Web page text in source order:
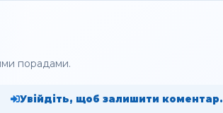
порадами.
Увійдіть, щоб залишити коментар.